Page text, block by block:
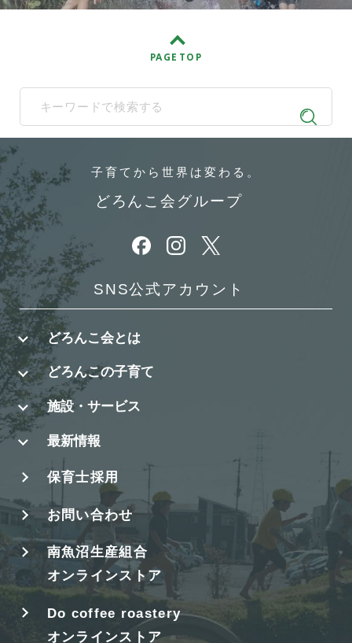
PAGE TOP
When autocomplete results are available use up and down
子育てから 世界は変わる。
どろんこ会グループ
別ウィンドウで開きます
別ウィンドウで開きます
別ウィンドウで開きます
SNS公式アカウント
どろんこ会とは
どろんこの子育て
施設・サービス
最新情報
保育士採用
お問い合わせ
南魚沼生産組合
オンラインストア
Do coffee roastery
オンラインストア